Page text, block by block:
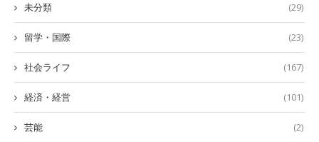
未分類 (29)
留学・国際 (23)
社会ライフ (167)
経済・経営 (101)
芸能 (2)